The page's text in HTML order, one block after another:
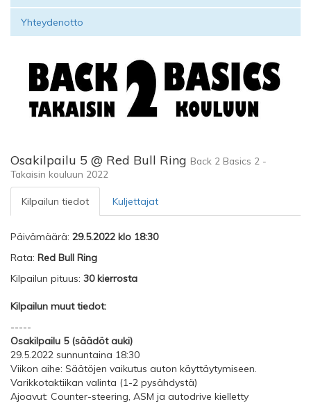
Yhteydenotto
Osakilpailu 5 @ Red Bull Ring Back 2 Basics 2 -
Takaisin kouluun 2022
Kilpailun tiedot Kuljettajat
Päivämäärä: 29.5.2022 klo 18:30
Rata: Red Bull Ring
Kilpailun pituus: 30 kierrosta
Kilpailun muut tiedot:
-----
Osakilpailu 5 (säädöt auki)
29.5.2022 sunnuntaina 18:30
Viikon aihe: Säätöjen vaikutus auton käyttäytymiseen.
Varikkotaktiikan valinta (1-2 pysähdystä)
Ajoavut: Counter-steering, ASM ja autodrive kielletty